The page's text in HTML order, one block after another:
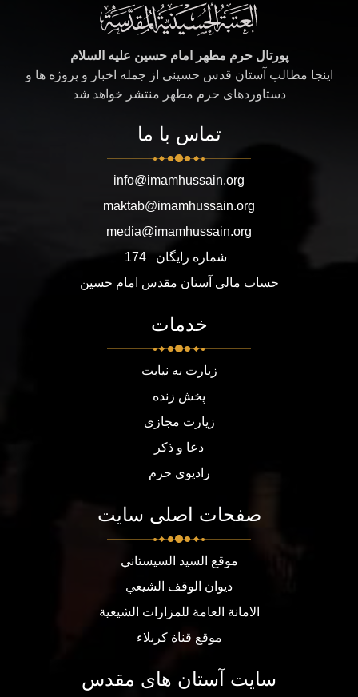
پورتال حرم مطهر امام حسین علیه السلام
اینجا مطالب آستان قدس حسینی از جمله اخبار و پروژه ها و
دستاوردهای حرم مطهر منتشر خواهد شد
تماس با ما
info@imamhussain.org
maktab@imamhussain.org
media@imamhussain.org
شماره رایگان
174
حساب مالی آستان مقدس امام حسین
خدمات
زیارت به نیابت
پخش زنده
زیارت مجازی
دعا و ذکر
رادیوی حرم
صفحات اصلی سایت
موقع السيد السيستاني
ديوان الوقف الشيعي
الامانة العامة للمزارات الشيعية
موقع قناة كربلاء
سایت آستان های مقدس